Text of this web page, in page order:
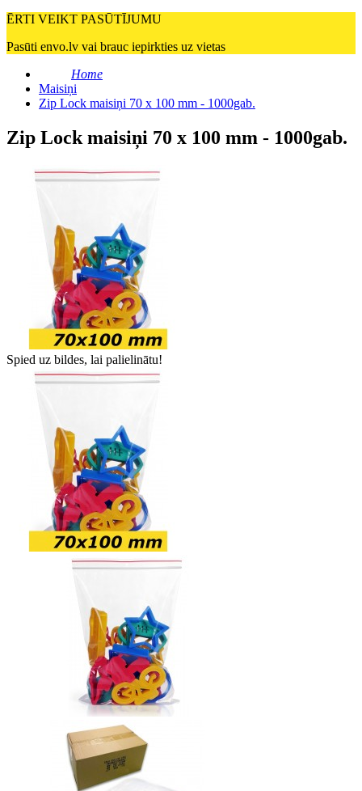
ĒRTI VEIKT PASŪTĪJUMU
Pasūti envo.lv vai brauc iepirkties uz vietas
Home
Maisiņi
Zip Lock maisiņi 70 x 100 mm - 1000gab.
Zip Lock maisiņi 70 x 100 mm - 1000gab.
Spied uz bildes, lai palielinātu!